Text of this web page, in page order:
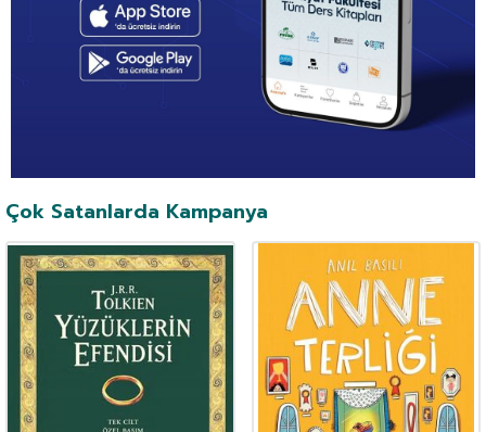
Çok Satanlarda Kampanya